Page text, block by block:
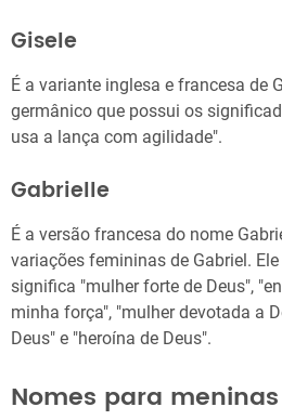
Gisele
É a variante inglesa e francesa de
germânico que possui os
usa a lança com agilidade".
Gabrielle
É a versão francesa do nome
variações femininas de Gabriel.
significa "mulher forte de Deus",
minha força", "mulher devotada a
Deus" e "heroína de Deus".
Nomes para